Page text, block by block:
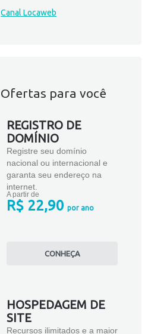
Canal Locaweb
Ofertas para você
REGISTRO DE
DOMÍNIO
Registre seu domínio
nacional ou internacional e
garanta seu endereço na
internet.
A partir de
R$ 22,90 por ano
CONHEÇA
HOSPEDAGEM DE
SITE
Recursos ilimitados e a maior